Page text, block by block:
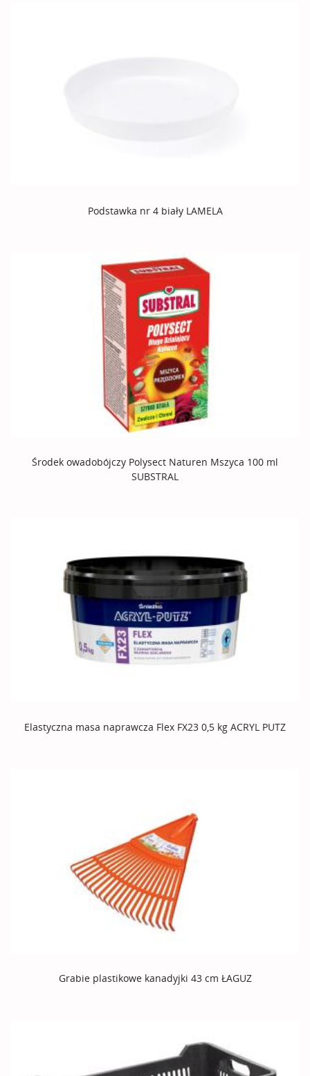
Podstawka nr 4 biały LAMELA
Środek owadobójczy Polysect Naturen Mszyca 100 ml
SUBSTRAL
Elastyczna masa naprawcza Flex FX23 0,5 kg ACRYL PUTZ
Grabie plastikowe kanadyjki 43 cm ŁAGUZ